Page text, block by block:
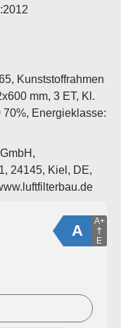
Kunststoffrahmen
mm, 3 ET, Kl.
70%, Energieklasse:
24145, Kiel, DE,
A
A+
E